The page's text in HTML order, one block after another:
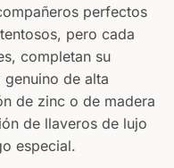
perfectos
pero cada
completan su
de alta
de zinc o de madera
de llaveros de lujo
especial.